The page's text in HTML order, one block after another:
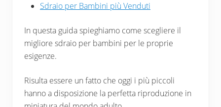
Sdraio per Bambini più Venduti
In questa guida spieghiamo come scegliere il
migliore sdraio per bambini per le proprie
esigenze.
Risulta essere un fatto che oggi i più piccoli
hanno a disposizione la perfetta riproduzione in